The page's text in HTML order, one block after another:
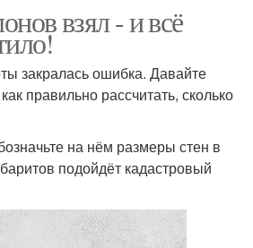
взял - и всё
закралась ошибка. Давайте
правильно рассчитать, сколько
на нём размеры стен в
подойдёт кадастровый